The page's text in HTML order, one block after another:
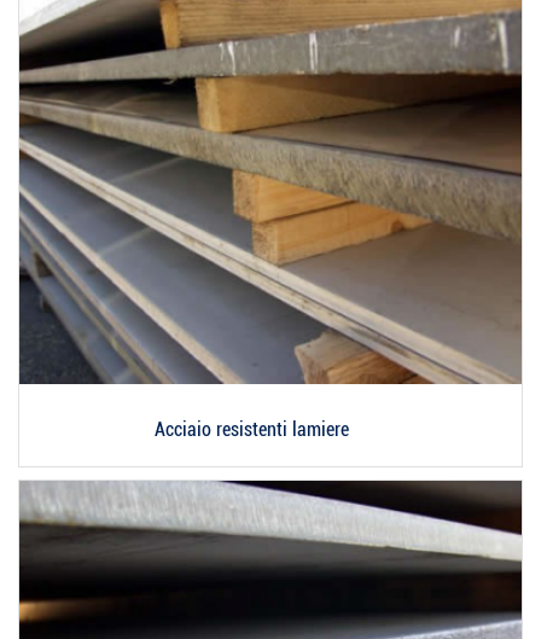
Acciaio resistenti lamiere